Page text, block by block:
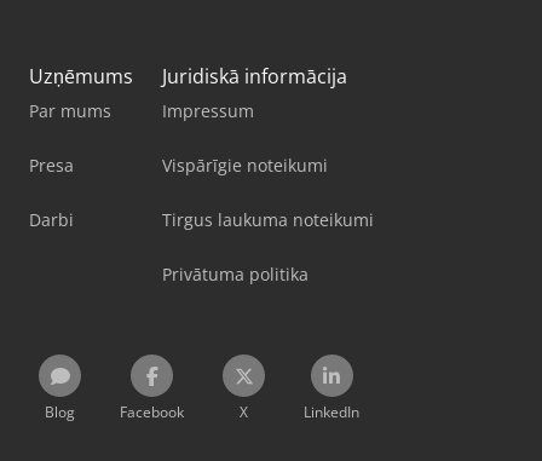
Uzņēmums
Par mums
Presa
Darbi
Juridiskā informācija
Impressum
Vispārīgie noteikumi
Tirgus laukuma noteikumi
Privātuma politika
Blog Facebook X LinkedIn